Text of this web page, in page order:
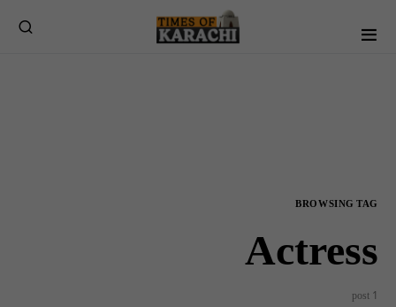
BROWSING TAG
Actress
1 post